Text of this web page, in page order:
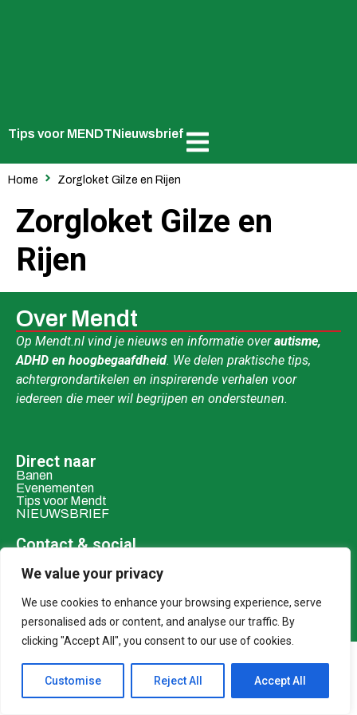
We value your privacy
We use cookies to enhance your browsing experience, serve
personalised ads or content, and analyse our traffic. By
clicking "Accept All", you consent to our use of cookies.
Customise Reject All Accept All
Tips voor MENDTNieuwsbrief
Home Zorgloket Gilze en Rijen
Zorgloket Gilze en
Rijen
Over Mendt
Op Mendt.nl vind je nieuws en informatie overautisme,
ADHD en hoogbegaafdheid. We delen praktische tips,
achtergrondartikelen en inspirerende verhalen voor
iedereen die meer wil begrijpen en ondersteunen.
Direct naar
Banen
Evenementen
Tips voor Mendt
NIEUWSBRIEF
Contact & social
Over ons
Adverteren
Donaties
© 2026 MENDT